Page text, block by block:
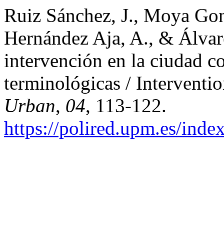
Ruiz Sánchez, J., Moya
Hernández Aja, A., &
intervención en la ciudad
terminológicas /
Urban, 04, 113-122.
https://polired.upm.es/